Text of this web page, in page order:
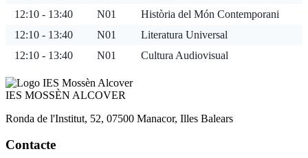
12:10 - 13:40
N01
Història del Món Contemporani
12:10 - 13:40
N01
Literatura Universal
12:10 - 13:40
N01 Cultura Audiovisual
IES MOSSÈN ALCOVER
Ronda de l'Institut, 52, 07500 Manacor, Illes Balears
Contacte